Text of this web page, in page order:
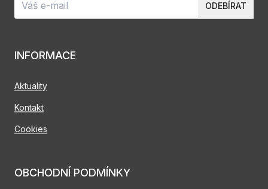
INFORMACE
Aktuality
Kontakt
Cookies
OBCHODNÍ PODMÍNKY
ODEBÍRAT